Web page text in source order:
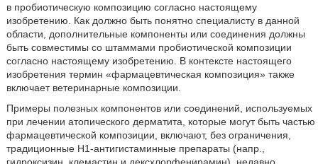
в пробиотическую композицию согласно настоящему
изобретению. Как должно быть понятно специалисту в данной
области, дополнительные компоненты или соединения должны
быть совместимы со штаммами пробиотической композиции
согласно настоящему изобретению. В контексте настоящего
изобретения термин «фармацевтическая композиция» также
включает ветеринарные композиции.
Примеры полезных компонентов или соединений, используемых
при лечении атопического дерматита, которые могут быть частью
фармацевтической композиции, включают, без ограничения,
традиционные Н1-антигистаминные препараты (напр.,